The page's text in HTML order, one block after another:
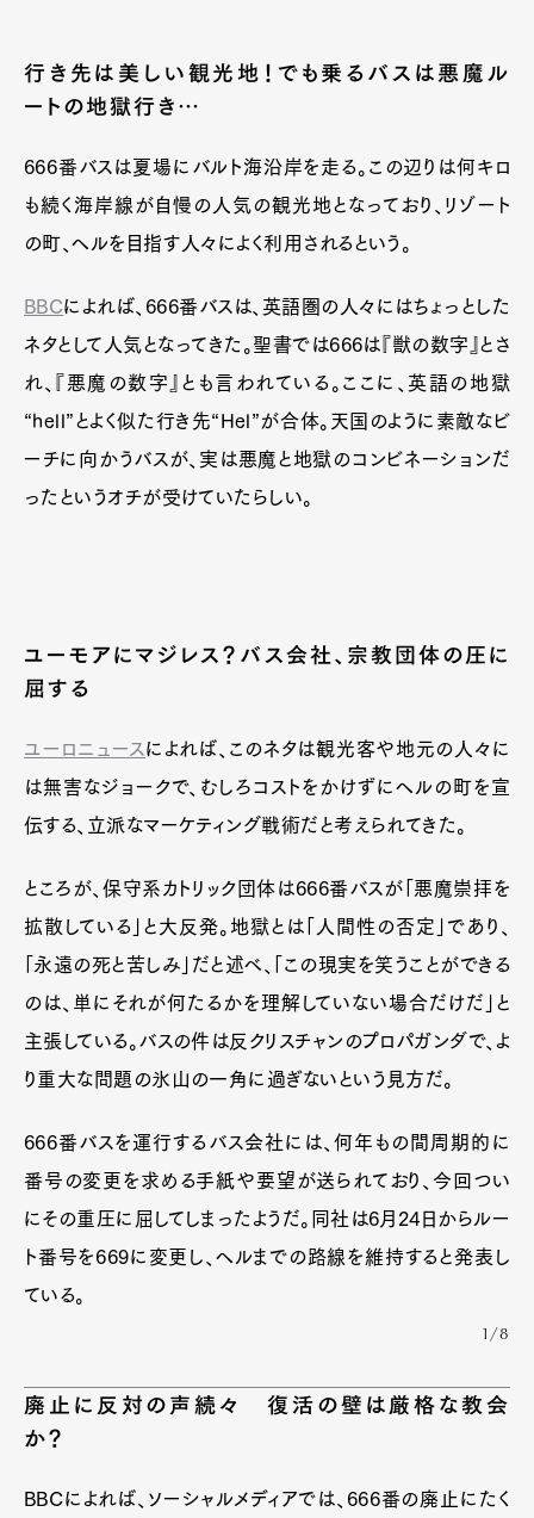
行き先は美しい観光地！でも乗るバスは悪魔ル
ートの地獄行き…
666番バスは夏場にバルト海沿岸を走る。この辺りは何キロ
も続く海岸線が自慢の人気の観光地となっており、リゾート
の町、ヘルを目指す人々によく利用されるという。
BBCによれば、666番バスは、英語圏の人々にはちょっとした
ネタとして人気となってきた。聖書では666は『獣の数字』とさ
れ、『悪魔の数字』とも言われている。ここに、英語の地獄
“hell”とよく似た行き先“Hel”が合体。天国のように素敵なビ
ーチに向かうバスが、実は悪魔と地獄のコンビネーションだ
ったというオチが受けていたらしい。
ユーモアにマジレス？バス会社、宗教団体の圧に
屈する
ユーロニュースによれば、このネタは観光客や地元の人々に
は無害なジョークで、むしろコストをかけずにヘルの町を宣
伝する、立派なマーケティング戦術だと考えられてきた。
ところが、保守系カトリック団体は666番バスが「悪魔崇拝を
拡散している」と大反発。地獄とは「人間性の否定」であり、
「永遠の死と苦しみ」だと述べ、「この現実を笑うことができる
のは、単にそれが何たるかを理解していない場合だけだ」と
主張している。バスの件は反クリスチャンのプロパガンダで、よ
り重大な問題の氷山の一角に過ぎないという見方だ。
666番バスを運行するバス会社には、何年もの間周期的に
番号の変更を求める手紙や要望が送られており、今回つい
にその重圧に屈してしまったようだ。同社は6月24日からルー
ト番号を669に変更し、ヘルまでの路線を維持すると発表し
ている。
1/8
廃止に反対の声続々 復活の壁は厳格な教会
か？
BBCによれば、ソーシャルメディアでは、666番の廃止にたく